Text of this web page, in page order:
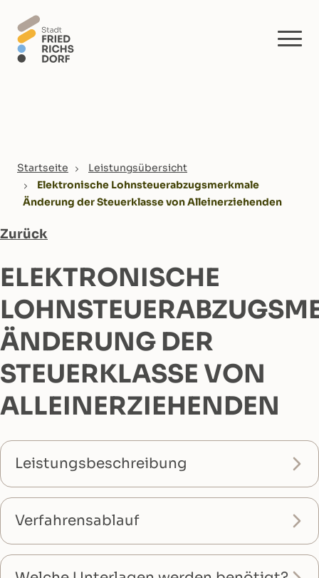
You are here:
Startseite
Leistungsübersicht
Elektronische Lohnsteuerabzugsmerkmale
Änderung der Steuerklasse von Alleinerziehenden
Zurück
ELEKTRONISCHE
ÄNDERUNG DER
STEUERKLASSE VON
ALLEINERZIEHENDEN
Leistungsbeschreibung
Verfahrensablauf